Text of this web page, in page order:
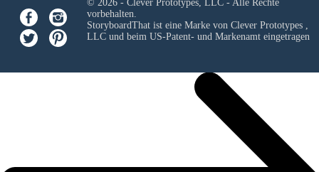
© 2026 - Clever Prototypes, LLC - Alle Rechte
vorbehalten.
StoryboardThat ist eine Marke von Clever Prototypes ,
LLCund beim US-Patent- und Markenamt eingetragen